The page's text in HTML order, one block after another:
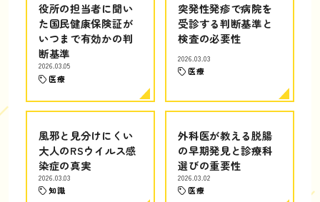
役所の担当者に聞い
た国民健康保険証が
いつまで有効かの判
断基準
2026.03.05
医療
突発性発疹で病院を
受診する判断基準と
検査の必要性
2026.03.03
医療
風邪と見分けにくい
大人のRSウイルス感
染症の真実
2026.03.03
知識
外科医が教える脱腸
の早期発見と診療科
選びの重要性
2026.03.02
医療